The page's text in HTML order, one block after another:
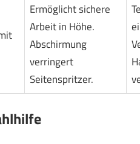
Ermöglicht sichere
Arbeit in Höhe.
Abschirmung
verringert
Seitenspritzer.